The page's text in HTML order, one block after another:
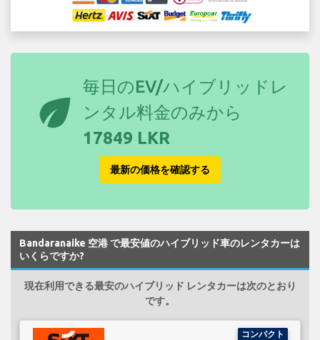
eco
毎日のEV/ハイブリッドレ
ンタル料金のみから
17849 LKR
最新の価格を確認する
Bandaranaike 空港 で最安値のハイブリッド車のレンタカーは
いくらですか?
現在利用できる最安のハイブリッド レンタカーは次のとおり
です。
コンパクト